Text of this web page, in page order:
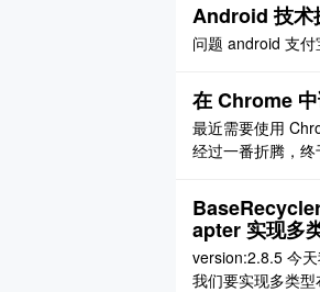
Android 技术
问题 android 支
在 Chrome
最近需要使用
经过一番折腾，
apter 实现多
version:2.8.5 今
我们要实现多类